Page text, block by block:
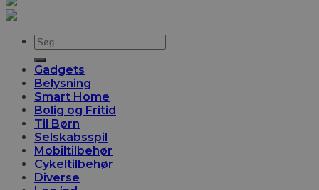
Søg
Gadgets
Belysning
Smart Home
Bolig og Fritid
Til Børn
Selskabsspil
Mobiltilbehør
Cykeltilbehør
Diverse